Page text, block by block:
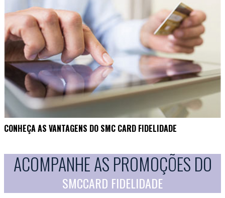
CONHEÇA AS VANTAGENS DO SMC CARD FIDELIDADE
ACOMPANHE AS PROMOÇÕES DO
SMCCARD FIDELIDADE